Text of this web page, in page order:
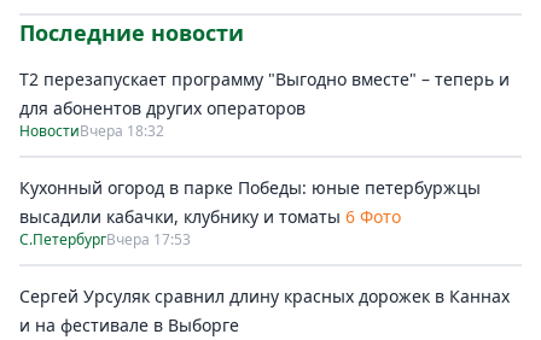
Последние новости
Т2 перезапускает программу "Выгодно вместе" – теперь и
для абонентов других операторов
НовостиВчера 18:32
Кухонный огород в парке Победы: юные петербуржцы
высадили кабачки, клубнику и томаты 6 Фото
С.ПетербургВчера 17:53
Сергей Урсуляк сравнил длину красных дорожек в Каннах
и на фестивале в Выборге